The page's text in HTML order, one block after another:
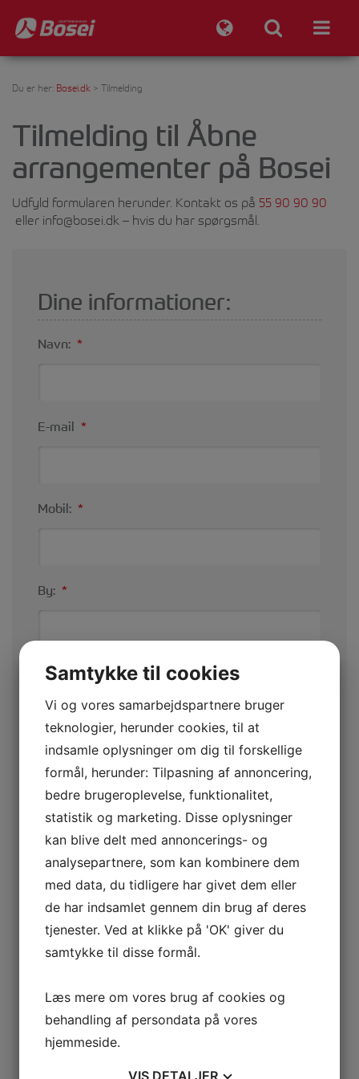
Du er her: Bosei.dk > Tilmelding
Tilmelding til Åbne
arrangementer på Bosei
Udfyld formularen herunder. Kontakt os på 55 90 90 90
eller info@bosei.dk – hvis du har spørgsmål.
Dine informationer:
Navn: *
E-mail *
Mobil: *
By: *
Hvor mange kommer I? *
Ønskede arrangementer:
Jeg/vi deltager følgende aftener: *
27-02-19 - Foredrag om Grundtvig
27-03-19 - Stand-Up show om nørdede emner
24-04-19 - Foredrag om Mænd
22-05-19 - Foredrag om at skifte retning i livet
Må vi efterfølgende kontakte dig via telefon
eller mail?
Nej tak
Samtykke til cookies
Vi og vores samarbejdspartnere bruger
teknologier, herunder cookies, til at
indsamle oplysninger om dig til forskellige
formål, herunder: Tilpasning af annoncering,
bedre brugeroplevelse, funktionalitet,
statistik og marketing. Disse oplysninger
kan blive delt med annoncerings- og
analysepartnere, som kan kombinere dem
med data, du tidligere har givet dem eller
de har indsamlet gennem din brug af deres
tjenester. Ved at klikke på 'OK' giver du
samtykke til disse formål.
Læs mere om vores brug af cookies og
behandling af persondata på vores
hjemmeside.
VIS DETALJER